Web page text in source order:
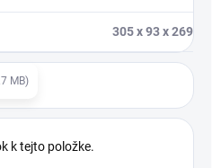
305 x 93 x 269
MB)
k tejto položke.